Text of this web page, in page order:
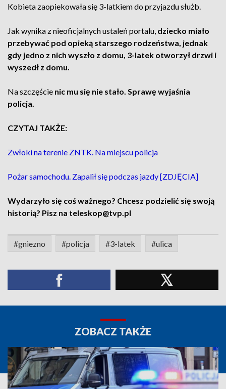
Kobieta zaopiekowała się 3-latkiem do przyjazdu służb.
Jak wynika z nieoficjalnych ustaleń portalu, dziecko miało
przebywać pod opieką starszego rodzeństwa, jednak
gdy jedno z nich wyszło z domu, 3-latek otworzył drzwi i
wyszedł z domu.
Na szczęście nic mu się nie stało. Sprawę wyjaśnia
policja.
CZYTAJ TAKŻE:
Zwłoki na terenie ZNTK. Na miejscu policja
Pożar samochodu. Zapalił się podczas jazdy [ZDJĘCIA]
Wydarzyło się coś ważnego? Chcesz podzielić się swoją
historią? Pisz na teleskop@tvp.pl
#gniezno #policja #3-latek #ulica
ZOBACZ TAKŻE